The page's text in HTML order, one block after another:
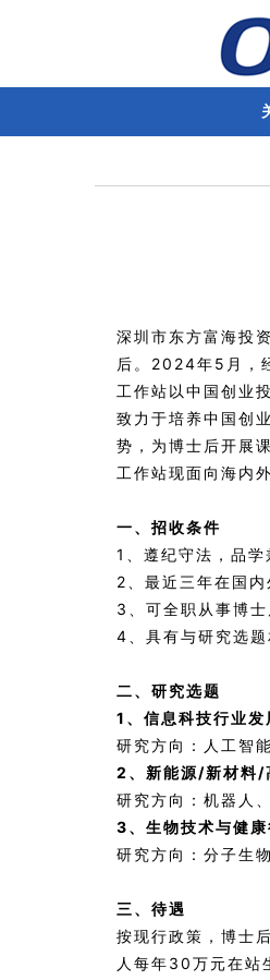
深圳市东方富海投
后。2024年5月，
工作站以中国创业
致力于培养中国创
势，为博士后开展
工作站现面向海内
一、招收条件
1、遵纪守法，品
2、最近三年在国
3、可全职从事博士
4、具有与研究选题
二、研究选题
1、信息科技行业发
研究方向：人工智
2、新能源/新材料/
研究方向：机器人
3、生物技术与健康
研究方向：分子生
三、待遇
按现行政策，博士
人每年30万元在站